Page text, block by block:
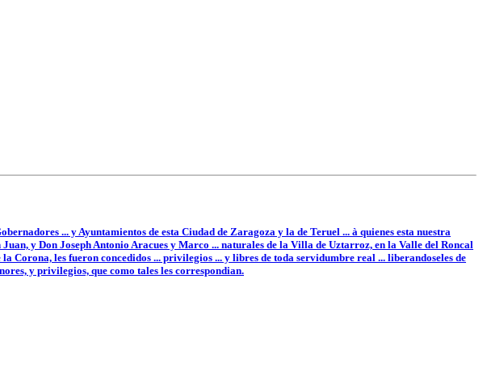
... y Ayuntamientos de esta Ciudad de Zaragoza y la de Teruel ... à quienes esta nuestra
y Don Joseph Antonio Aracues y Marco ... naturales de la Villa de Uztarroz, en la Valle del Roncal
Corona, les fueron concedidos ... privilegios ... y libres de toda servidumbre real ... liberandoseles de
y privilegios, que como tales les correspondian.